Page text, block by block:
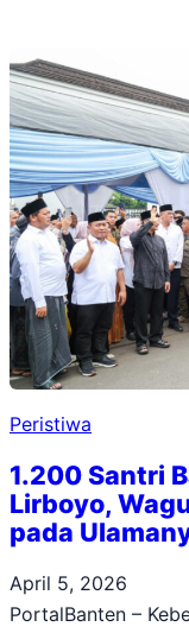
Peristiwa
1.200 Santri
Lirboyo,
pada
April 5, 2026
PortalBanten –